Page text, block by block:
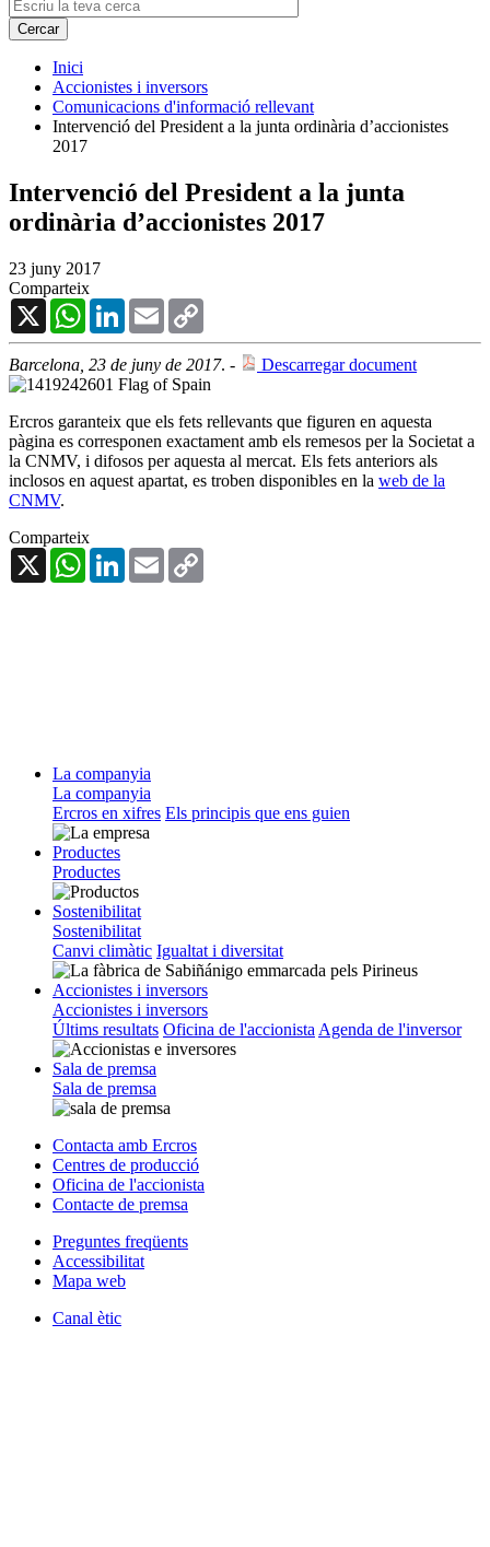
Inici
Accionistes i inversors
Comunicacions d'informació rellevant
Intervenció del President a la junta ordinària d’accionistes
2017
Intervenció del President a la junta
ordinària d’accionistes 2017
23 juny 2017
Comparteix
X
WhatsAppLinkedInEmail
Barcelona, 23 de juny de 2017. - Descarregar document
Ercros garanteix que els fets rellevants que figuren en aquesta
pàgina es corresponen exactament amb els remesos per la Societat a
la CNMV, i difosos per aquesta al mercat. Els fets anteriors als
inclosos en aquest apartat, es troben disponibles en la web de la
CNMV.
Comparteix
X
WhatsAppLinkedInEmail
La companyia
La companyia
Ercros en xifres Els principis que ens guien
Productes
Productes
Sostenibilitat
Sostenibilitat
Canvi climàtic Igualtat i diversitat
Accionistes i inversors
Accionistes i inversors
Últims resultats Oficina de l'accionista Agenda de l'inversor
Sala de premsa
Sala de premsa
Contacta amb Ercros
Centres de producció
Oficina de l'accionista
Contacte de premsa
Preguntes freqüents
Accessibilitat
Mapa web
Canal ètic